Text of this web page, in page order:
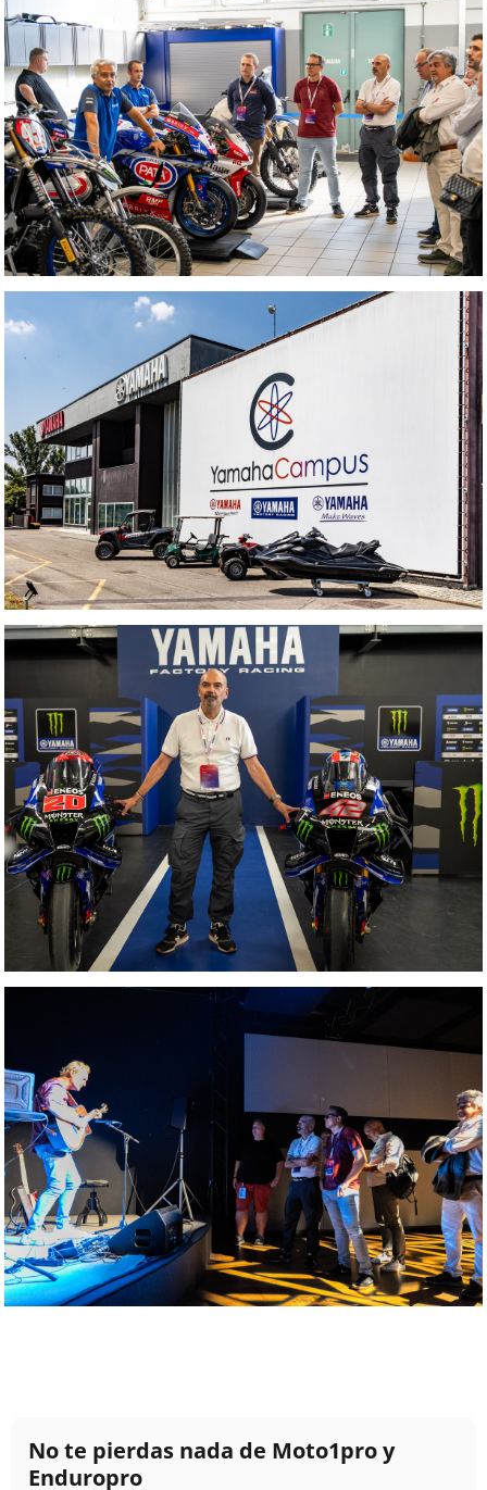
No te pierdas nada de Moto1pro y
Enduropro